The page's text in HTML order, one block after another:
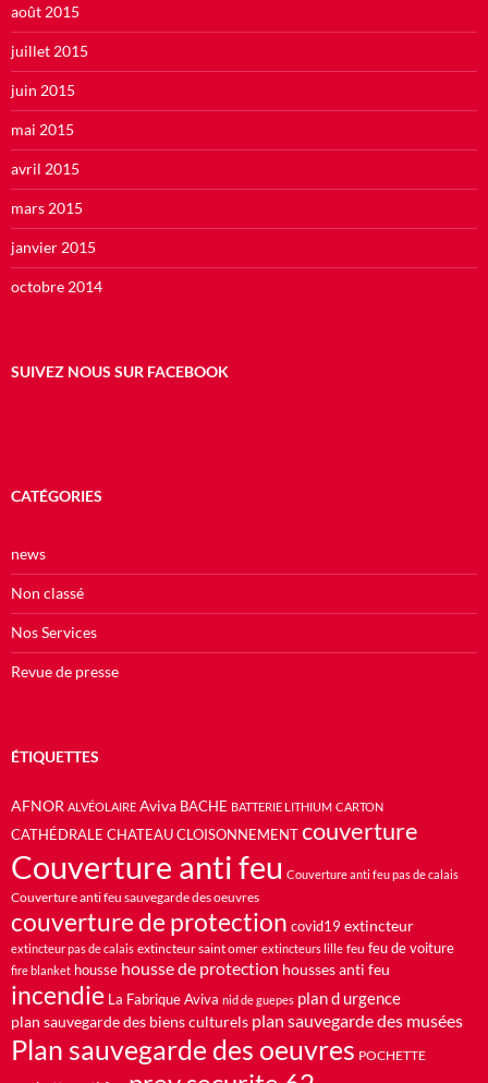
août 2015
juillet 2015
juin 2015
mai 2015
avril 2015
mars 2015
janvier 2015
octobre 2014
SUIVEZ NOUS SUR FACEBOOK
CATÉGORIES
news
Non classé
Nos Services
Revue de presse
ÉTIQUETTES
AFNOR ALVÉOLAIRE Aviva BACHE BATTERIE LITHIUM CARTON
CATHÉDRALE CHATEAU CLOISONNEMENT couverture
Couverture anti feu Couverture anti feu pas de calais
Couverture anti feu sauvegarde des oeuvres
couverture de protection covid19 extincteur
extincteur pas de calais extincteur saint omer extincteurs lille feu feu de voiture
fire blanket housse housse de protection housses anti feu
incendie La Fabrique Aviva nid de guepes plan d urgence
plan sauvegarde des biens culturels plan sauvegarde des musées
Plan sauvegarde des oeuvres POCHETTE